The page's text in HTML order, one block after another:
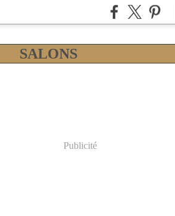
SALONS
Publicité